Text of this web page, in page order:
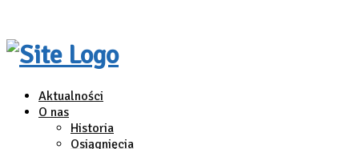
Aktualności
O nas
Historia
Osiągnięcia